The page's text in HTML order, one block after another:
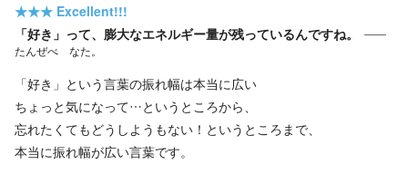
★★★ Excellent!!!
「好き」って、膨大なエネルギー量が残っているんですね。
たんぜべ なた。
「好き」という言葉の振れ幅は本当に広い
ちょっと気になって…というところから、
忘れたくてもどうしようもない！というところまで、
本当に振れ幅が広い言葉です。